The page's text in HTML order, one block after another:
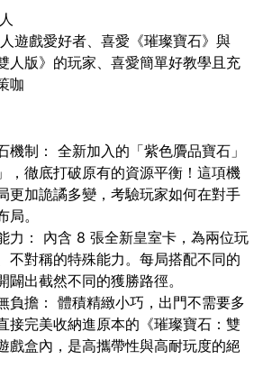
遊戲愛好者、喜愛《璀璨寶石》與
人版》的玩家、喜愛簡單好教學且充
咖
機制： 全新加入的「紫色贗品寶石」
，徹底打破原有的資源平衡！這項機
更加詭譎多變，考驗玩家如何在對手
。
力： 內含 8 張全新皇室卡，為兩位玩
不對稱的特殊能力。每局搭配不同的
闢出截然不同的獲勝路徑。
負擔： 體積精緻小巧，出門不需要多
接完美收納進原本的《璀璨寶石：雙
戲盒內，是高攜帶性與高耐玩度的絕